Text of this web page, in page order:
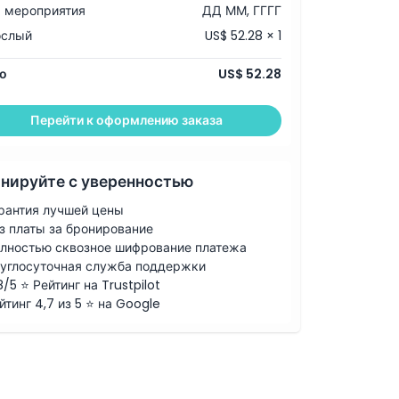
мероприятия
ДД ММ, ГГГГ
US$ 52.28 × 1
US$ 52.28
Перейти к оформлению заказа
с уверенностью
лучшей цены
платы за бронирование
сквозное шифрование платежа
служба поддержки
5 ⭐ Рейтинг на Trustpilot
4,7 из 5 ⭐ на Google